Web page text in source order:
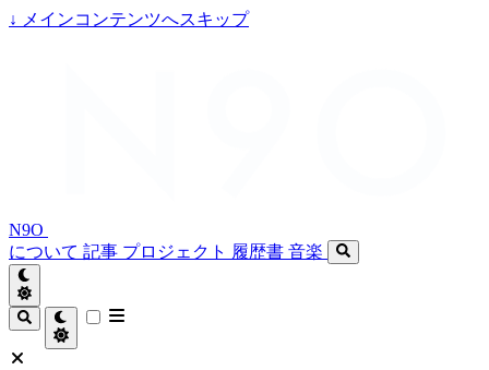
↓ メインコンテンツへスキップ
N9O
について 記事 プロジェクト 履歴書 音楽